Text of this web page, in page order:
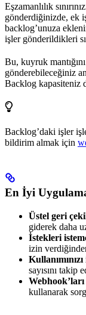
Eşzamanlılık
gönderdiğinizde, ek
backlog’unuza
işler gönderildikleri
Bu, kuyruk
gönderebileceğiniz
Backlog kapasiteniz
Backlog’daki işler
bildirim almak için
En İyi
Üstel geri
giderek daha
İstekleri
izin
sayısını takip
kullanarak